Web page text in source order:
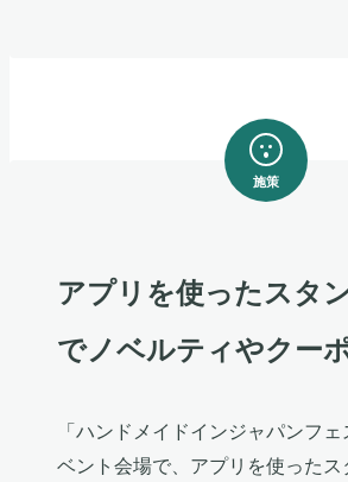
施策
アプリを使ったスタ
でノベルティやクー
「ハンドメイドインジャパンフ
ベント会場で、アプリを使った